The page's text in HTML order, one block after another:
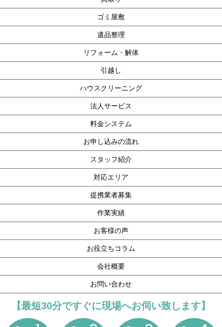
ゴミ屋敷
遺品整理
リフォーム・解体
引越し
ハウスクリーニング
法人サービス
料金システム
お申し込みの流れ
スタッフ紹介
対応エリア
提携業者募集
作業実績
お客様の声
お役立ちコラム
会社概要
お問い合わせ
【最短30分ですぐに現場へお伺い致します】